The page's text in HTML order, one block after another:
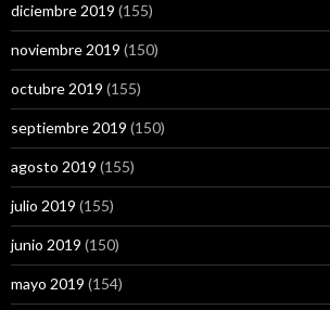
diciembre 2019 (155)
noviembre 2019 (150)
octubre 2019 (155)
septiembre 2019 (150)
agosto 2019 (155)
julio 2019 (155)
junio 2019 (150)
mayo 2019 (154)